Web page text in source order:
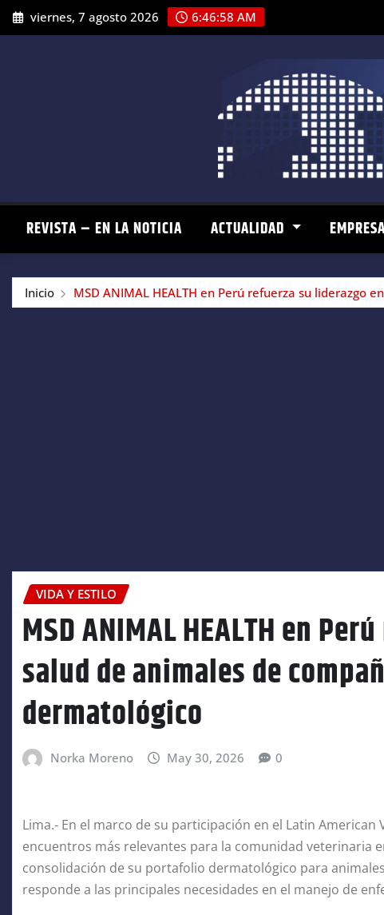
Saltar
al
viernes, 7 agosto 2026 6:46:59 AM
REVISTA – EN LA NOTICIA ACTUALIDAD
Inicio MSD ANIMAL HEALTH en Perú refuerza su
VIDA Y ESTILO
MSD ANIMAL HEALTH en
salud de animales de
dermatológico
Norka Moreno May 30, 2026 0
Lima.- En el marco de su participación en el Latin American
encuentros más relevantes para la comunidad veterinaria
consolidación de su portafolio dermatológico para
responde a las principales necesidades en el manejo de